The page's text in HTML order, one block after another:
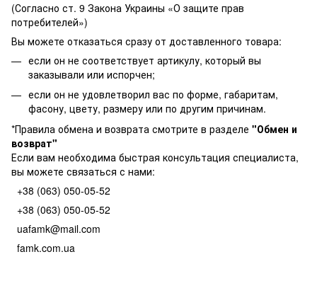
(Согласно ст. 9 Закона Украины «О защите прав
потребителей»)
Вы можете отказаться сразу от доставленного товара:
если он не соответствует артикулу, который вы
заказывали или испорчен;
если он не удовлетворил вас по форме, габаритам,
фасону, цвету, размеру или по другим причинам.
*Правила обмена и возврата смотрите в разделе "Обмен и
возврат"
Если вам необходима быстрая консультация специалиста,
вы можете связаться с нами:
+38 (063) 050-05-52
+38 (063) 050-05-52
uafamk@mail.com
famk.com.ua